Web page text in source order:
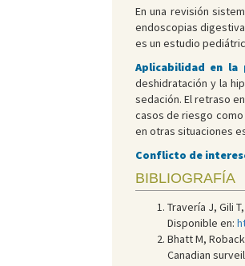
En una revisión
endoscopias
es un estudio
Aplicabilidad en la
deshidratación y la
sedación. El retraso
casos de riesgo
en otras situaciones
Conflicto de
BIBLIOGRAFÍA
Travería J, Gili
Disponible en:
Bhatt M,
Canadian